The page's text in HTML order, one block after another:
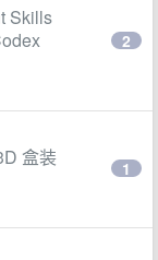
Skills
2
盒装
1